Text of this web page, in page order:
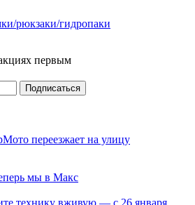
рюкзаки/гидропаки
первым
переезжает на улицу
мы в Макс